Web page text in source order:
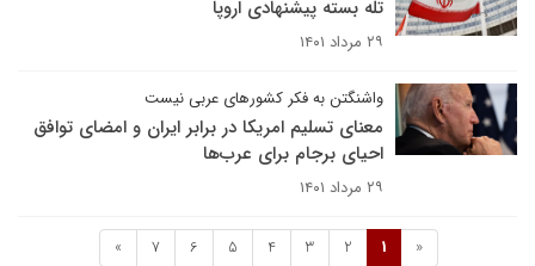
تله بسته پیشنهادی اروپا
۲۹ مرداد ۱۴۰۱
واشنگتن به فکر کشورهای عربی نیست
معنای تسلیم امریکا در برابر ایران و امضای توافق
احیای برجام برای عرب‌ها
۲۹ مرداد ۱۴۰۱
«
1
2
3
4
5
6
7
»